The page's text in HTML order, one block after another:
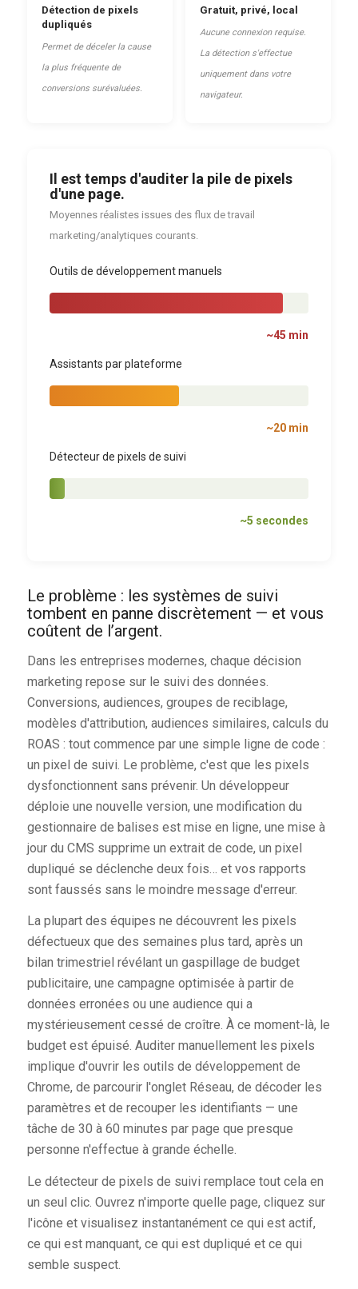
Détection de pixels
dupliqués
Permet de déceler la cause
la plus fréquente de
conversions surévaluées.
Gratuit, privé, local
Aucune connexion requise.
La détection s'effectue
uniquement dans votre
navigateur.
Il est temps d'auditer la pile de pixels
d'une page.
Moyennes réalistes issues des flux de travail
marketing/analytiques courants.
Outils de développement manuels
~45 min
Assistants par plateforme
~20 min
Détecteur de pixels de suivi
~5 secondes
Le problème : les systèmes de suivi
tombent en panne discrètement — et vous
coûtent de l’argent.
Dans les entreprises modernes, chaque décision
marketing repose sur le suivi des données.
Conversions, audiences, groupes de reciblage,
modèles d'attribution, audiences similaires, calculs du
ROAS : tout commence par une simple ligne de code :
un pixel de suivi. Le problème, c'est que les pixels
dysfonctionnent sans prévenir. Un développeur
déploie une nouvelle version, une modification du
gestionnaire de balises est mise en ligne, une mise à
jour du CMS supprime un extrait de code, un pixel
dupliqué se déclenche deux fois… et vos rapports
sont faussés sans le moindre message d'erreur.
La plupart des équipes ne découvrent les pixels
défectueux que des semaines plus tard, après un
bilan trimestriel révélant un gaspillage de budget
publicitaire, une campagne optimisée à partir de
données erronées ou une audience qui a
mystérieusement cessé de croître. À ce moment-là, le
budget est épuisé. Auditer manuellement les pixels
implique d'ouvrir les outils de développement de
Chrome, de parcourir l'onglet Réseau, de décoder les
paramètres et de recouper les identifiants — une
tâche de 30 à 60 minutes par page que presque
personne n'effectue à grande échelle.
Le détecteur de pixels de suivi remplace tout cela en
un seul clic. Ouvrez n'importe quelle page, cliquez sur
l'icône et visualisez instantanément ce qui est actif,
ce qui est manquant, ce qui est dupliqué et ce qui
semble suspect.